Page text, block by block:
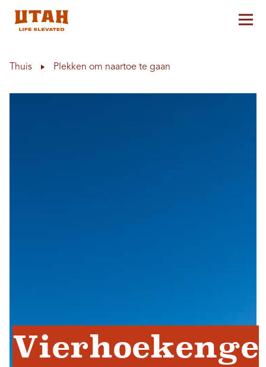
Thuis Plekken om naartoe te gaan
Vierhoekenge